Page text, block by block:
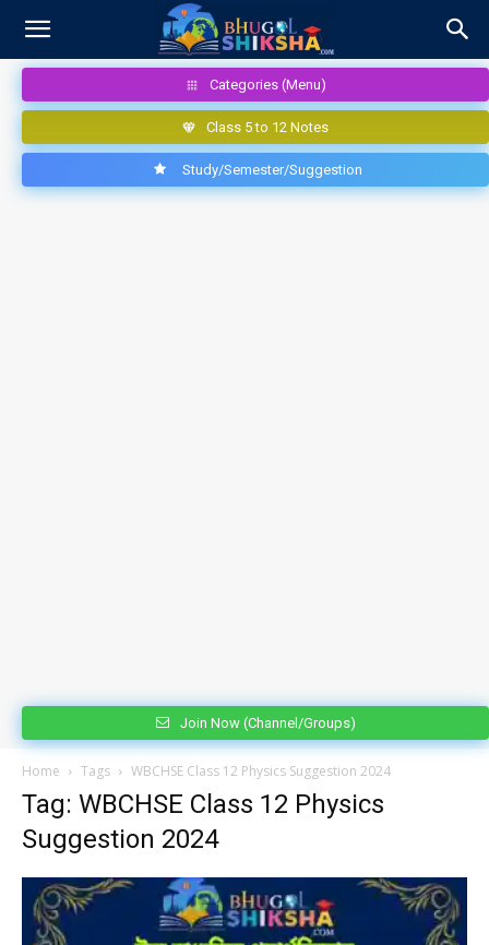
Categories (Menu)
Class 5 to 12 Notes
Study/Semester/Suggestion
Join Now (Channel/Groups)
Home Tags WBCHSE Class 12 Physics Suggestion 2024
Tag: WBCHSE Class 12 Physics
Suggestion 2024